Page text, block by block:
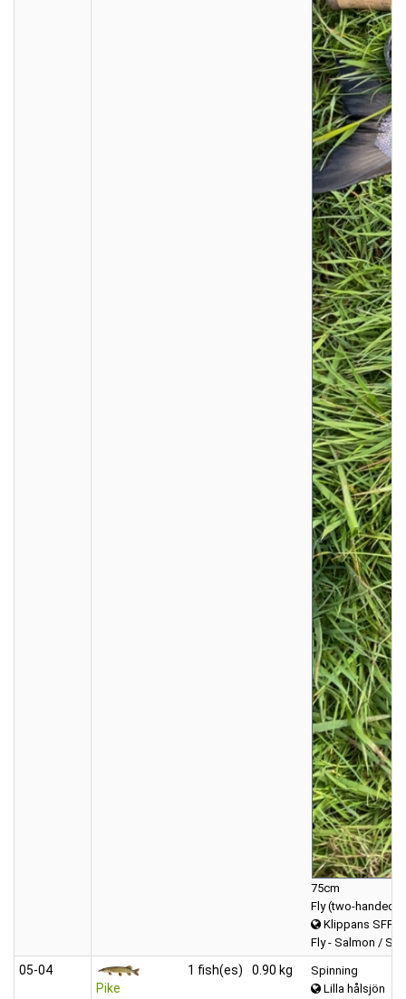
75cm
Fly (two-handed)
Klippans SFF
Fly - Salmon /
05‑04
Pike
1 fish(es) 0.90 kg
Spinning
Lilla hålsjön